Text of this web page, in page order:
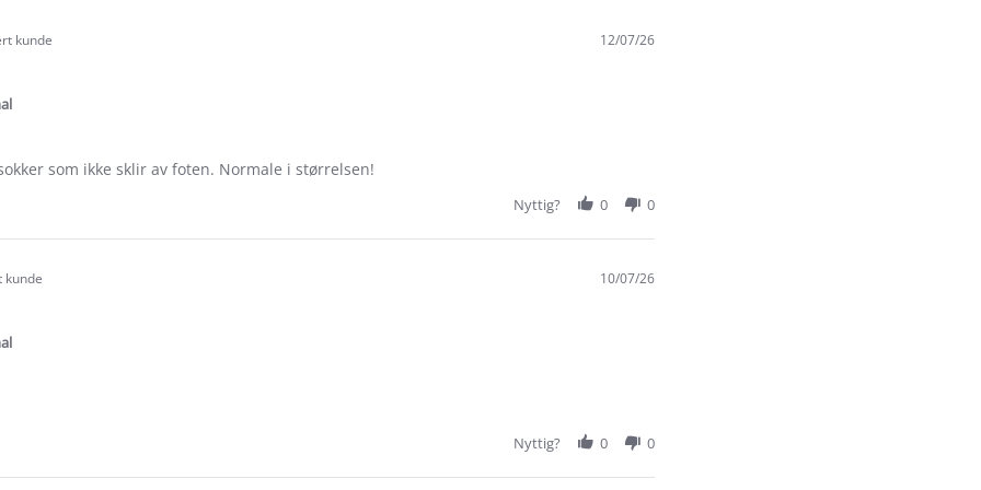
kunde 12/07/26
som ikke sklir av foten. Normale i størrelsen!
Nyttig? 0 0
kunde 10/07/26
Nyttig? 0 0